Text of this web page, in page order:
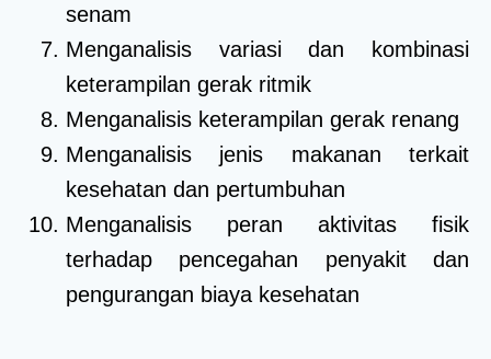
senam
Menganalisis variasi dan kombinasi
keterampilan gerak ritmik
Menganalisis keterampilan gerak renang
Menganalisis jenis makanan terkait
kesehatan dan pertumbuhan
Menganalisis peran aktivitas fisik
terhadap pencegahan penyakit dan
pengurangan biaya kesehatan